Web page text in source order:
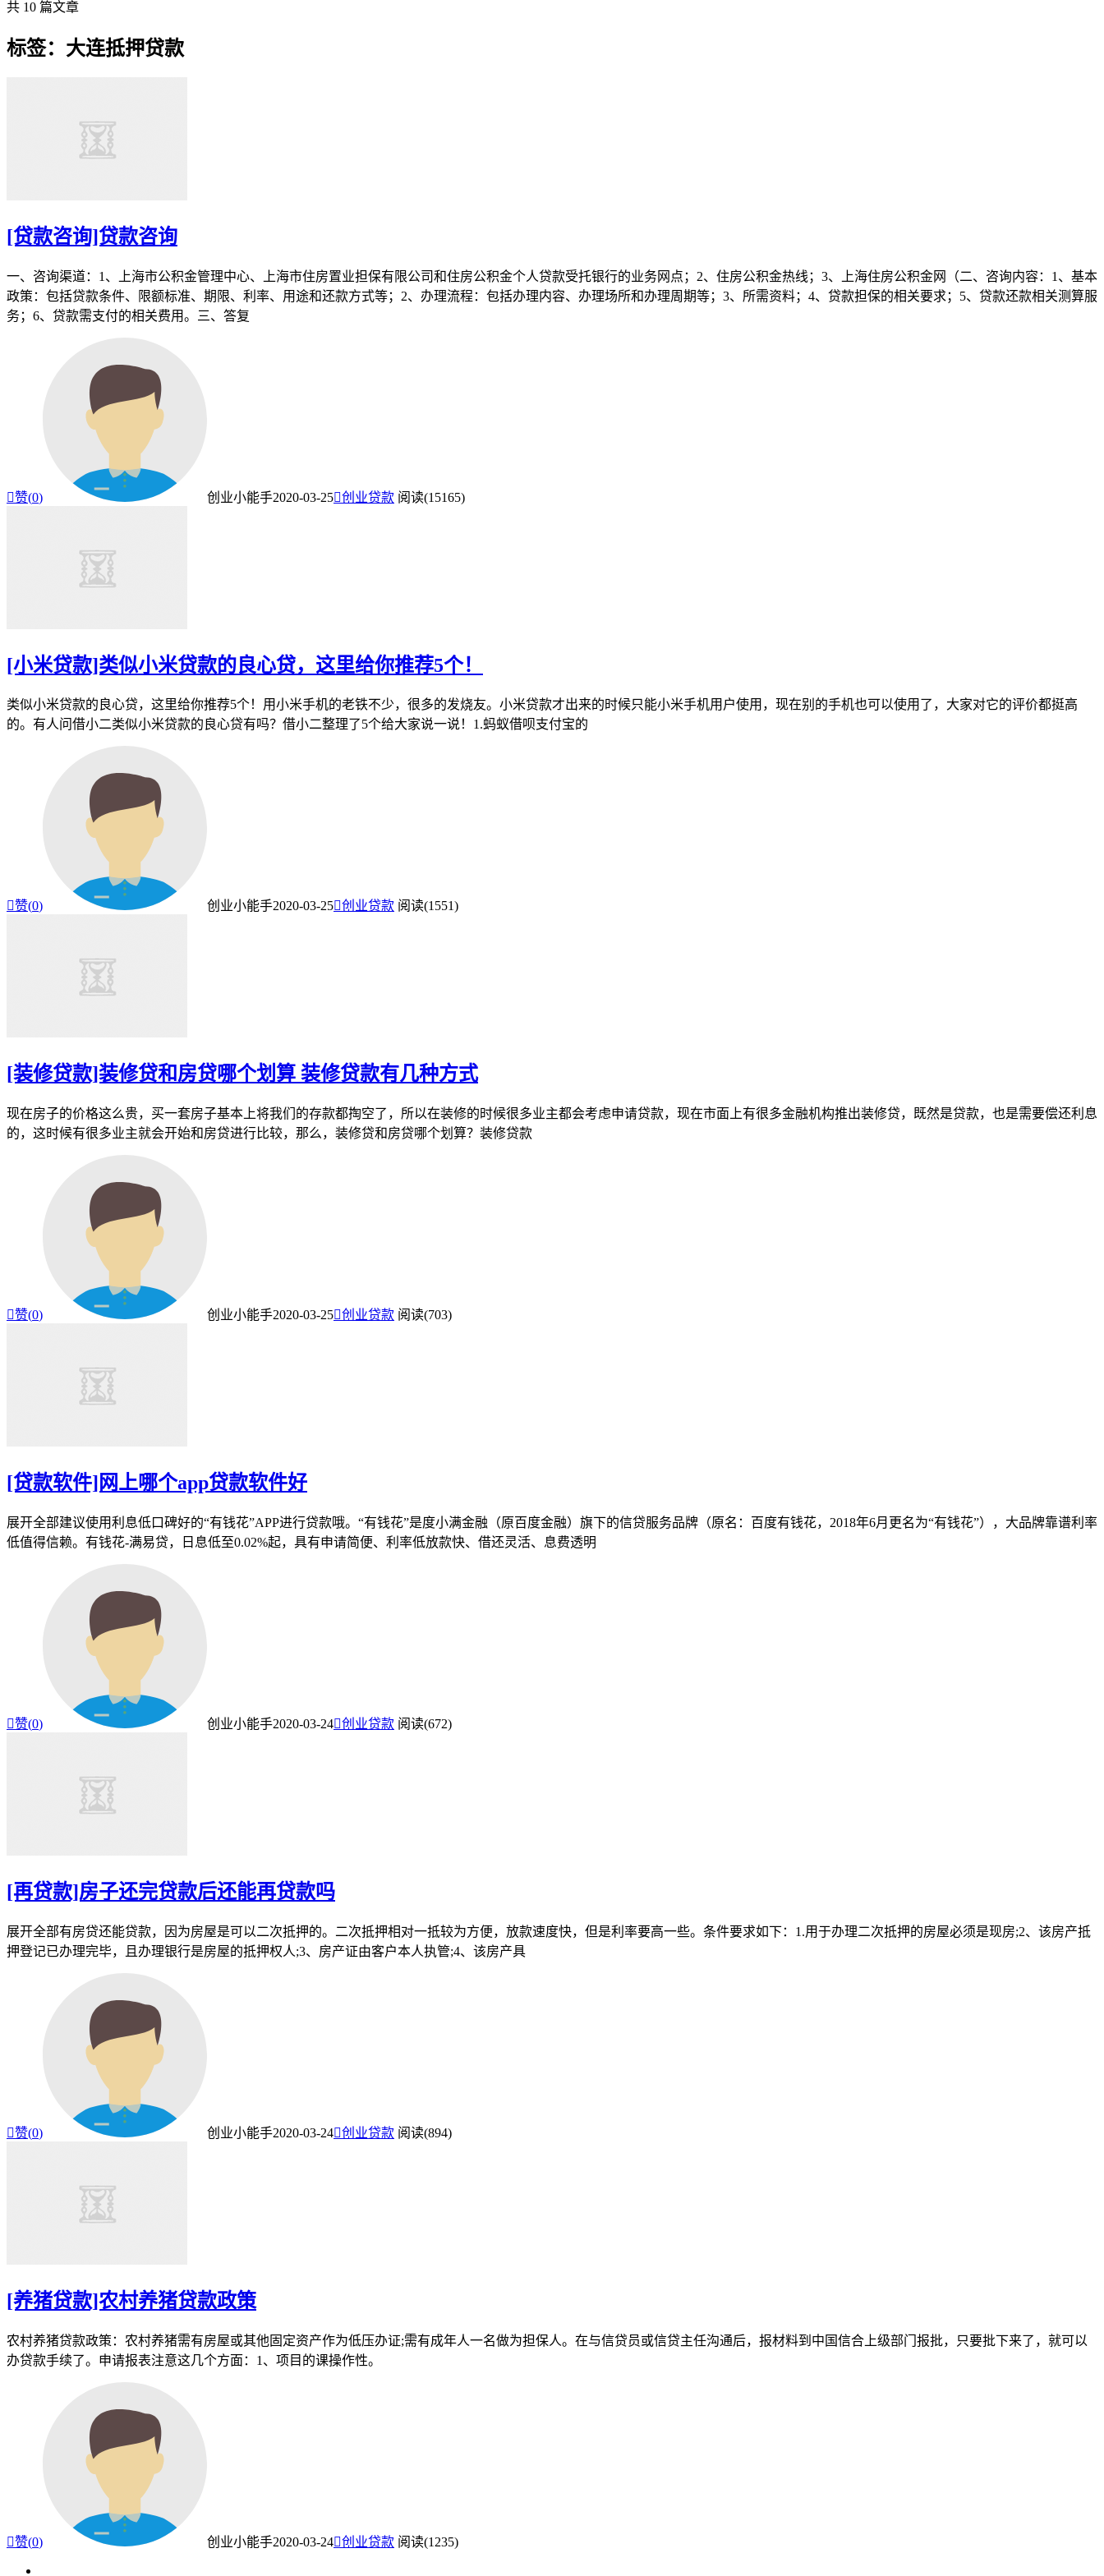
共 10 篇文章
标签：大连抵押贷款
[贷款咨询]贷款咨询
一、咨询渠道：1、上海市公积金管理中心、上海市住房置业担保有限公司和住房公积金个人贷款受托银行的业务网点；2、住房公积金热线；3、上海住房公积金网（二、咨询内容：1、基本
政策：包括贷款条件、限额标准、期限、利率、用途和还款方式等；2、办理流程：包括办理内容、办理场所和办理周期等；3、所需资料；4、贷款担保的相关要求；5、贷款还款相关测算服
务；6、贷款需支付的相关费用。三、答复
赞(0) 创业小能手2020-03-25创业贷款 阅读(15165)
[小米贷款]类似小米贷款的良心贷，这里给你推荐5个！
类似小米贷款的良心贷，这里给你推荐5个！用小米手机的老铁不少，很多的发烧友。小米贷款才出来的时候只能小米手机用户使用，现在别的手机也可以使用了，大家对它的评价都挺高
的。有人问借小二类似小米贷款的良心贷有吗？借小二整理了5个给大家说一说！1.蚂蚁借呗支付宝的
赞(0) 创业小能手2020-03-25创业贷款 阅读(1551)
[装修贷款]装修贷和房贷哪个划算 装修贷款有几种方式
现在房子的价格这么贵，买一套房子基本上将我们的存款都掏空了，所以在装修的时候很多业主都会考虑申请贷款，现在市面上有很多金融机构推出装修贷，既然是贷款，也是需要偿还利息
的，这时候有很多业主就会开始和房贷进行比较，那么，装修贷和房贷哪个划算？装修贷款
赞(0) 创业小能手2020-03-25创业贷款 阅读(703)
[贷款软件]网上哪个app贷款软件好
展开全部建议使用利息低口碑好的“有钱花”APP进行贷款哦。“有钱花”是度小满金融（原百度金融）旗下的信贷服务品牌（原名：百度有钱花，2018年6月更名为“有钱花”），大品牌靠谱利率
低值得信赖。有钱花-满易贷，日息低至0.02%起，具有申请简便、利率低放款快、借还灵活、息费透明
赞(0) 创业小能手2020-03-24创业贷款 阅读(672)
[再贷款]房子还完贷款后还能再贷款吗
展开全部有房贷还能贷款，因为房屋是可以二次抵押的。二次抵押相对一抵较为方便，放款速度快，但是利率要高一些。条件要求如下：1.用于办理二次抵押的房屋必须是现房;2、该房产抵
押登记已办理完毕，且办理银行是房屋的抵押权人;3、房产证由客户本人执管;4、该房产具
赞(0) 创业小能手2020-03-24创业贷款 阅读(894)
[养猪贷款]农村养猪贷款政策
农村养猪贷款政策：农村养猪需有房屋或其他固定资产作为低压办证;需有成年人一名做为担保人。在与信贷员或信贷主任沟通后，报材料到中国信合上级部门报批，只要批下来了，就可以
办贷款手续了。申请报表注意这几个方面：1、项目的课操作性。
赞(0) 创业小能手2020-03-24创业贷款 阅读(1235)